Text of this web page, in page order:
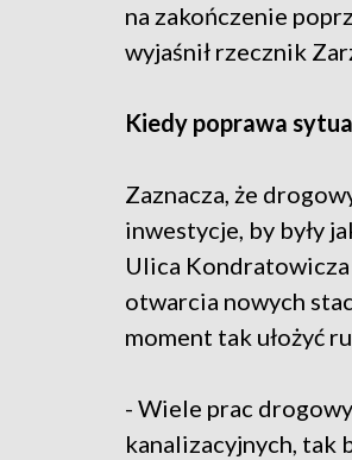
na zakończenie
wyjaśnił rzecznik
Kiedy poprawa
Zaznacza, że
inwestycje, by były
Ulica
otwarcia nowych
moment tak ułożyć
- Wiele prac
kanalizacyjnych, tak